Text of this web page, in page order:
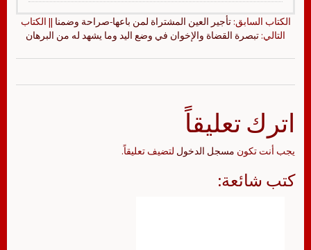
الكتاب السابق:تأجير العين المشتراة لمن باعها-صراحة وضمنا || الكتاب
التالي: تبصرة القضاة والإخوان في وضع اليد وما يشهد له من البرهان
اترك تعليقاً
يجب أنت تكون مسجل الدخول لتضيف تعليقاً.
كتب شائعة: